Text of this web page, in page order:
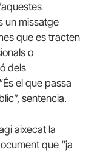
un missatge
que es tracten
o
dels
el que passa
sentencia.
aixecat la
que “ja